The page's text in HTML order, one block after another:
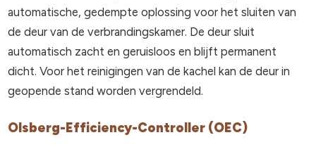
automatische, gedempte oplossing voor het sluiten van
de deur van de verbrandingskamer. De deur sluit
automatisch zacht en geruisloos en blijft permanent
dicht. Voor het reinigingen van de kachel kan de deur in
geopende stand worden vergrendeld.
Olsberg-Efficiency-Controller (OEC)